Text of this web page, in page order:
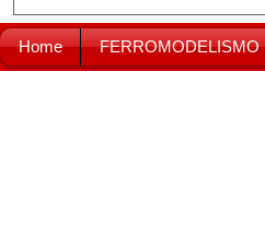
Home FERROMODELISMO